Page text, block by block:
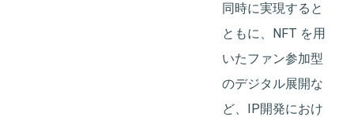
同時に実現すると
ともに、NFT を用
いたファン参加型
のデジタル展開な
ど、IP開発におけ